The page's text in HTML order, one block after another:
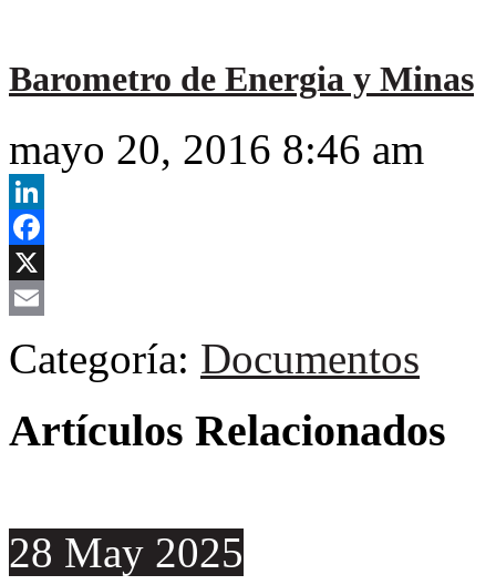
Barometro de Energia y Minas
mayo 20, 2016 8:46 am
LinkedIn
Facebook
X
Categoría: Documentos
Artículos Relacionados
28 May 2025